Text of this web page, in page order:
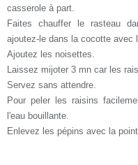
casserole à part.
Faites chauffer le rasteau
ajoutez-le dans la cocotte avec
Ajoutez les noisettes.
Laissez mijoter 3 mn car les
Servez sans attendre.
Pour peler les raisins
l'eau bouillante.
Enlevez les pépins avec la